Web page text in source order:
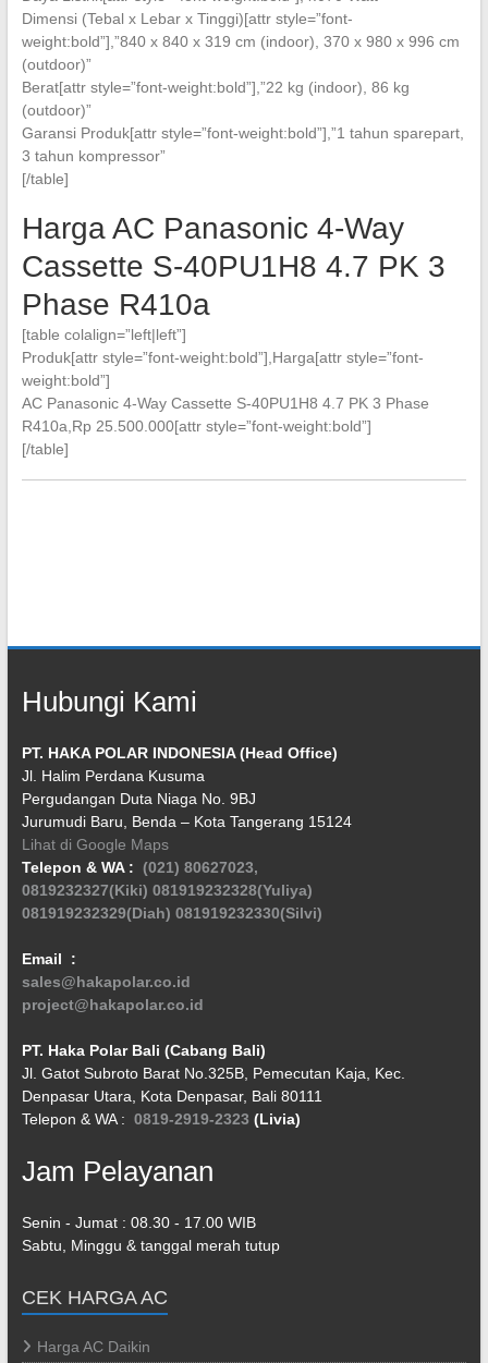
Dimensi (Tebal x Lebar x Tinggi)[attr style=”font-
weight:bold”],”840 x 840 x 319 cm (indoor), 370 x 980 x 996 cm
(outdoor)”
Berat[attr style=”font-weight:bold”],”22 kg (indoor), 86 kg
(outdoor)”
Garansi Produk[attr style=”font-weight:bold”],”1 tahun sparepart,
3 tahun kompressor”
[/table]
Harga AC Panasonic 4-Way
Cassette S-40PU1H8 4.7 PK 3
Phase R410a
[table colalign=”left|left”]
Produk[attr style=”font-weight:bold”],Harga[attr style=”font-
weight:bold”]
AC Panasonic 4-Way Cassette S-40PU1H8 4.7 PK 3 Phase
R410a,Rp 25.500.000[attr style=”font-weight:bold”]
[/table]
Hubungi Kami
PT. HAKA POLAR INDONESIA (Head Office)
Jl. Halim Perdana Kusuma
Pergudangan Duta Niaga No. 9BJ
Jurumudi Baru, Benda – Kota Tangerang 15124
Lihat di Google Maps
Telepon & WA : (021) 80627023,
0819232327(Kiki) 081919232328(Yuliya)
081919232329(Diah) 081919232330(Silvi)
Email :
sales@hakapolar.co.id
project@hakapolar.co.id
PT. Haka Polar Bali (Cabang Bali)
Jl. Gatot Subroto Barat No.325B, Pemecutan Kaja, Kec.
Denpasar Utara, Kota Denpasar, Bali 80111
Telepon & WA : 0819-2919-2323 (Livia)
Jam Pelayanan
Senin - Jumat : 08.30 - 17.00 WIB
Sabtu, Minggu & tanggal merah tutup
CEK HARGA AC
Harga AC Daikin